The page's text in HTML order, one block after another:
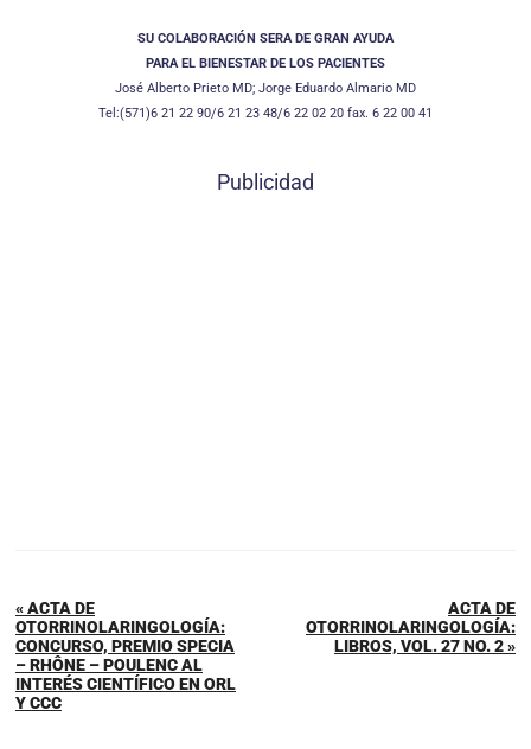
SU COLABORACIÓN SERA DE GRAN AYUDA
PARA EL BIENESTAR DE LOS PACIENTES
José Alberto Prieto MD; Jorge Eduardo Almario MD
Tel:(571)6 21 22 90/6 21 23 48/6 22 02 20 fax. 6 22 00 41
Publicidad
« ACTA DE
OTORRINOLARINGOLOGÍA:
CONCURSO, PREMIO SPECIA
– RHÔNE – POULENC AL
INTERÉS CIENTÍFICO EN ORL
Y CCC
ACTA DE
OTORRINOLARINGOLOGÍA:
LIBROS, VOL. 27 NO. 2 »